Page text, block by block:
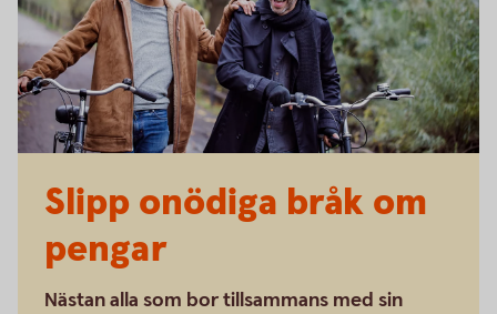
Slipp onödiga bråk om
pengar
Nästan alla som bor tillsammans med sin